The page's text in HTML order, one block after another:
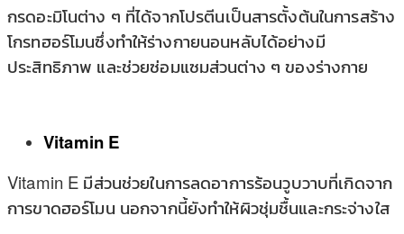
กรดอะมิโนต่าง ๆ ที่ได้จากโปรตีนเป็นสารตั้งต้นในการสร้าง
โกรทฮอร์โมนซึ่งทำให้ร่างกายนอนหลับได้อย่างมี
ประสิทธิภาพ และช่วยซ่อมแซมส่วนต่าง ๆ ของร่างกาย
Vitamin E
Vitamin E มีส่วนช่วยในการลดอาการร้อนวูบวาบที่เกิดจาก
การขาดฮอร์โมน นอกจากนี้ยังทำให้ผิวชุ่มชื้นและกระจ่างใส